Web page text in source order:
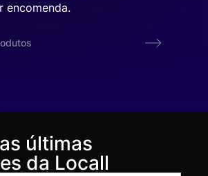
encomenda.
últimas
da Locall